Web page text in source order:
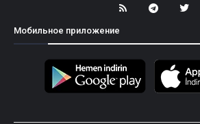
Мобильное приложение